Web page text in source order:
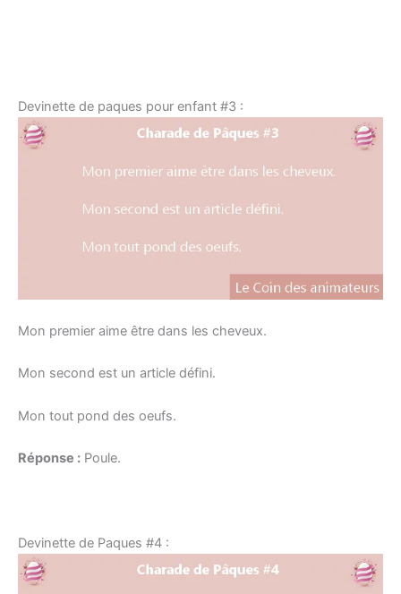
Devinette de paques pour enfant #3 :
Mon premier aime être dans les cheveux.
Mon second est un article défini.
Mon tout pond des oeufs.
Réponse : Poule.
Devinette de Paques #4 :